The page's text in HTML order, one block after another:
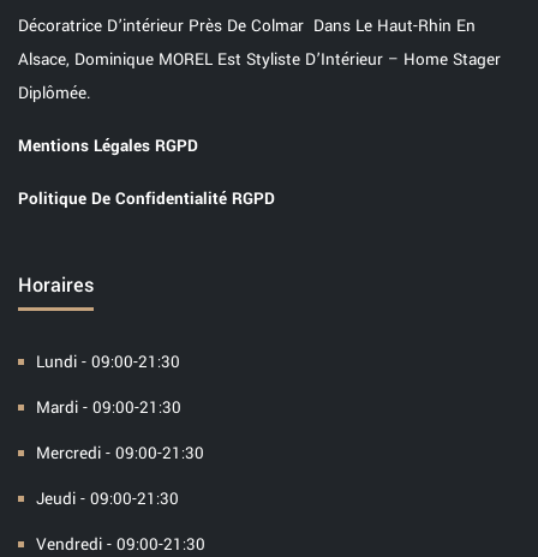
Décoratrice D’intérieur Près De Colmar Dans Le Haut-Rhin En
Alsace, Dominique MOREL Est Styliste D’Intérieur – Home Stager
Diplômée.
Mentions Légales RGPD
Politique De Confidentialité RGPD
Horaires
Lundi - 09:00-21:30
Mardi - 09:00-21:30
Mercredi - 09:00-21:30
Jeudi - 09:00-21:30
Vendredi - 09:00-21:30